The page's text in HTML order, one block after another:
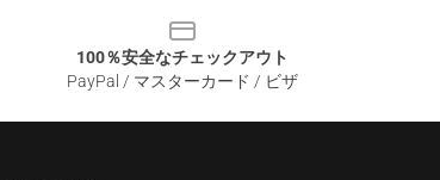
100％安全なチェックアウト
PayPal / マスターカード / ビザ